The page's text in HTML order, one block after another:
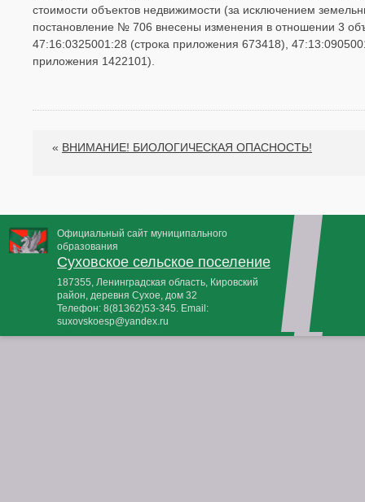
стоимости объектов недвижимости (за исключением
постановление № 706 внесены изменения в отношении 3
47:16:0325001:28 (строка приложения 673418),
приложения 1422101).
« ВНИМАНИЕ! БИОЛОГИЧЕСКАЯ ОПАСНОСТЬ!
Официальный сайт муниципального
образования
Суховское сельское поселение
187355, Ленинградская область, Кировский
район, деревня Сухое, дом 32
Телефон: 8(81362)53-345 . Email:
suxovskoesp@yandex.ru